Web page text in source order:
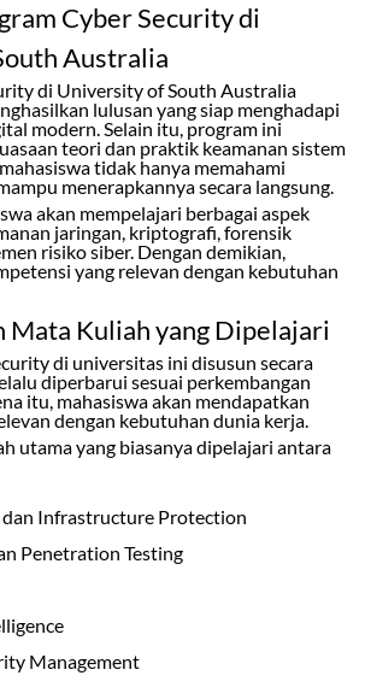
Cyber Security di
Australia
di University of South Australia
lulusan yang siap menghadapi
modern. Selain itu, program ini
teori dan praktik keamanan sistem
tidak hanya memahami
menerapkannya secara langsung.
akan mempelajari berbagai aspek
jaringan, kriptografi, forensik
risiko siber. Dengan demikian,
yang relevan dengan kebutuhan
Mata Kuliah yang Dipelajari
di universitas ini disusun secara
diperbarui sesuai perkembangan
itu, mahasiswa akan mendapatkan
dengan kebutuhan dunia kerja.
utama yang biasanya dipelajari antara
Infrastructure Protection
Penetration Testing
Management